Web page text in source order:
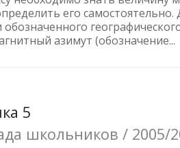
его самостоятельно.
азимут (обозначение...
5
школьников /